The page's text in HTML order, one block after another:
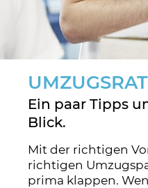
Ein paar Tipps
Blick.
Mit der richtigen
richtigen
prima klappen.